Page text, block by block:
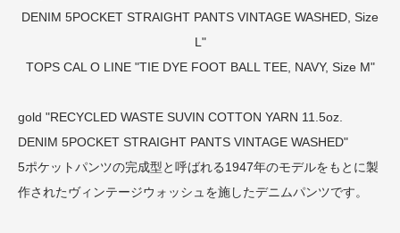
DENIM 5POCKET STRAIGHT PANTS VINTAGE WASHED, Size
L"
TOPS CAL O LINE "TIE DYE FOOT BALL TEE, NAVY, Size M"
gold "RECYCLED WASTE SUVIN COTTON YARN 11.5oz.
DENIM 5POCKET STRAIGHT PANTS VINTAGE WASHED"
5ポケットパンツの完成型と呼ばれる1947年のモデルをもとに製
作されたヴィンテージウォッシュを施したデニムパンツです。